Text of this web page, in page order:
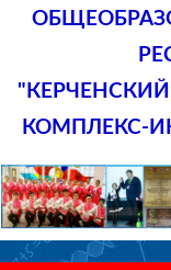
КОМПЛЕКС-